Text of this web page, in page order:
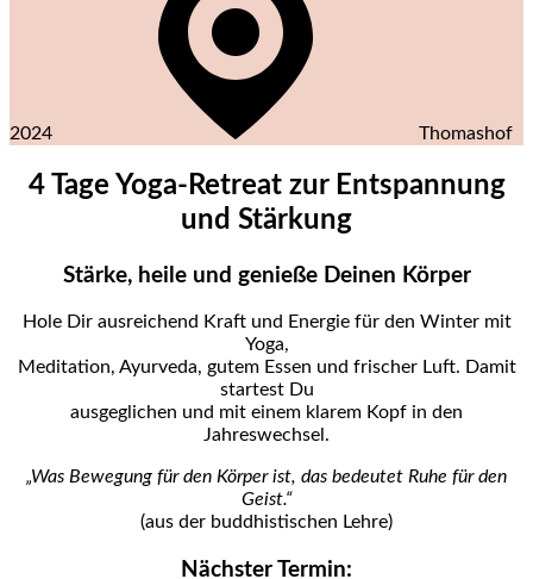
2024 Thomashof
4 Tage Yoga-Retreat zur Entspannung
und Stärkung
Stärke, heile und genieße Deinen Körper
Hole Dir ausreichend Kraft und Energie für den Winter mit
Yoga,
Meditation, Ayurveda, gutem Essen und frischer Luft. Damit
startest Du
ausgeglichen und mit einem klarem Kopf in den
Jahreswechsel.
„Was Bewegung für den Körper ist, das bedeutet Ruhe für den
Geist.“
(aus der buddhistischen Lehre)
Nächster Termin: